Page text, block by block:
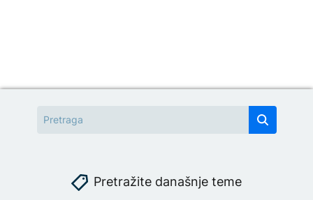
Pretražite današnje teme